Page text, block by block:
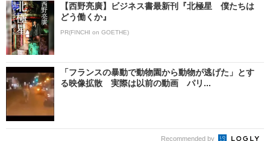
【西野亮廣】ビジネス書最新刊『北極星 僕たちは
どう働くか』
PR(FINCHI on GOETHE)
「フランスの暴動で動物園から動物が逃げた」とす
る映像拡散 実際は以前の動画 パリ...
Recommended by